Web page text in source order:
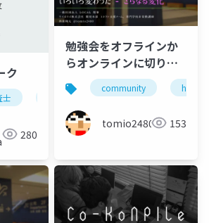
ク
士 不動産登記 空き家
280
勉強会をオフラインか
らオンラインに切り替
えたらいろいろ変わっ
た - さらなる変化
community
tomio2480 153